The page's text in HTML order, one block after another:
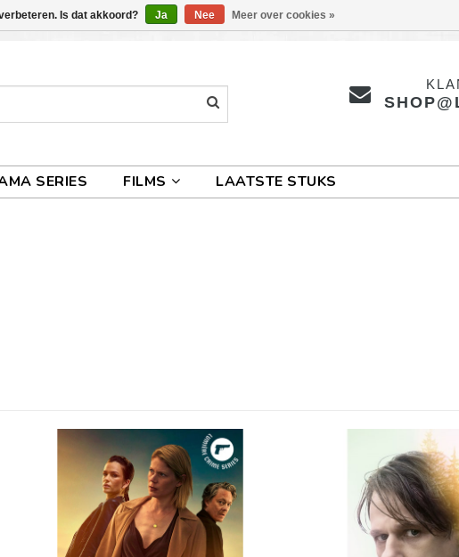
SERIES FILMS LAATSTE STUKS
Is dat akkoord? Ja Nee Meer over cookies »